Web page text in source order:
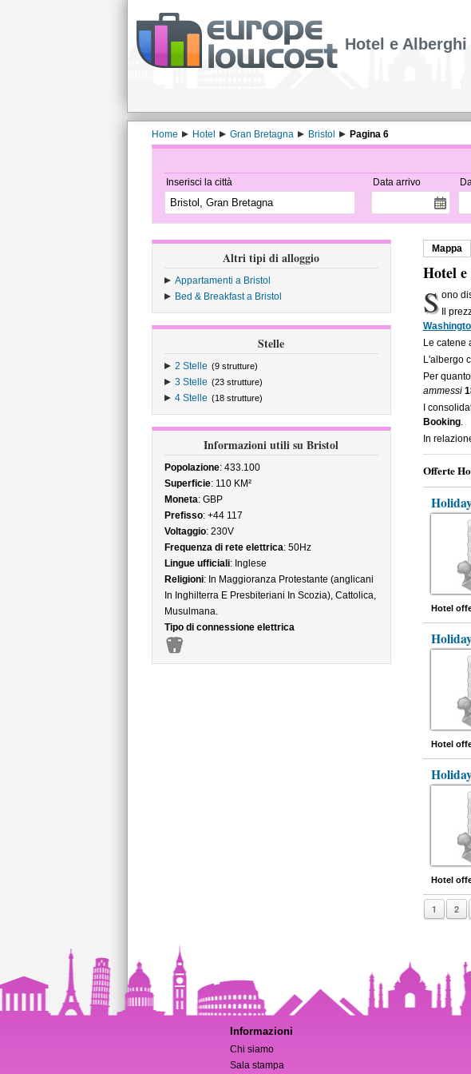
Hotel e
Home Hotel Gran Bretagna Bristol Pagina 6
Inserisci la città Data arrivo
Altri tipi di alloggio
Appartamenti a Bristol
Bed & Breakfast a Bristol
Stelle
2 Stelle (9 strutture)
3 Stelle (23 strutture)
4 Stelle (18 strutture)
Informazioni utili su Bristol
Popolazione: 433.100
Superficie: 110 KM²
Moneta: GBP
Prefisso: +44 117
Voltaggio: 230V
Frequenza di rete elettrica: 50Hz
Lingue ufficiali: Inglese
Religioni: In Maggioranza Protestante (anglicani
In Inghilterra E Presbiteriani In Scozia), Cattolica,
Musulmana.
Tipo di connessione elettrica
Mappa
Hotel
S ono
Il
Le catene
L'albergo
Per
ammessi
I
Booking.
In
Offerte
Hotel
Hotel
Hotel
1 2
Informazioni
Chi siamo
Sala stampa